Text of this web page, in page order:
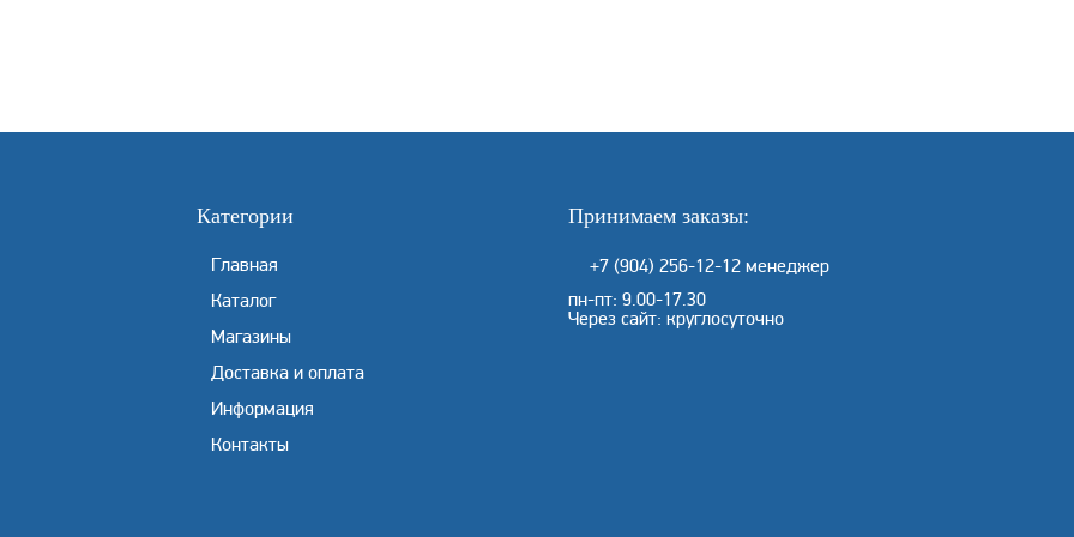
Категории
Главная
Каталог
Магазины
Доставка и оплата
Информация
Контакты
Принимаем заказы:
+7 (904) 256-12-12 менеджер
пн-пт: 9.00-17.30
Через сайт: круглосуточно